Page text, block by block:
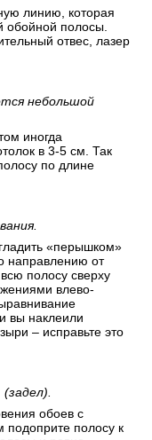
линию, которая
обойной полосы.
отвес, лазер
небольшой
иногда
в 3-5 см. Так
по длине
«перышком»
направлению от
полосу сверху
влево-
вы наклеили
– исправьте это
обоев с
полосу к